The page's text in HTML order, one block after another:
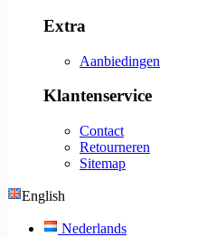
Extra
Aanbiedingen
Klantenservice
Contact
Retourneren
Sitemap
English
Nederlands